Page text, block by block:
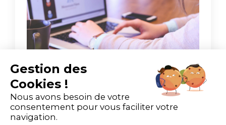
Les 5 meilleurs sites pour
s'entrainer au TCF
Gestion des
Cookies !
Nous avons besoin de votre
consentement pour vous faciliter votre
navigation.